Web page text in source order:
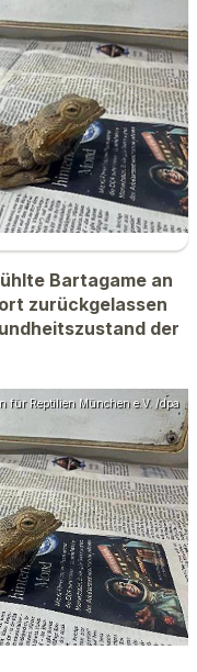
Bartagame an
zurückgelassen
der
für Reptilien München e.V. /dpa